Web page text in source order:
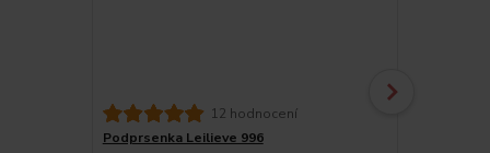
12 hodnocení
Podprsenka Leilieve 996